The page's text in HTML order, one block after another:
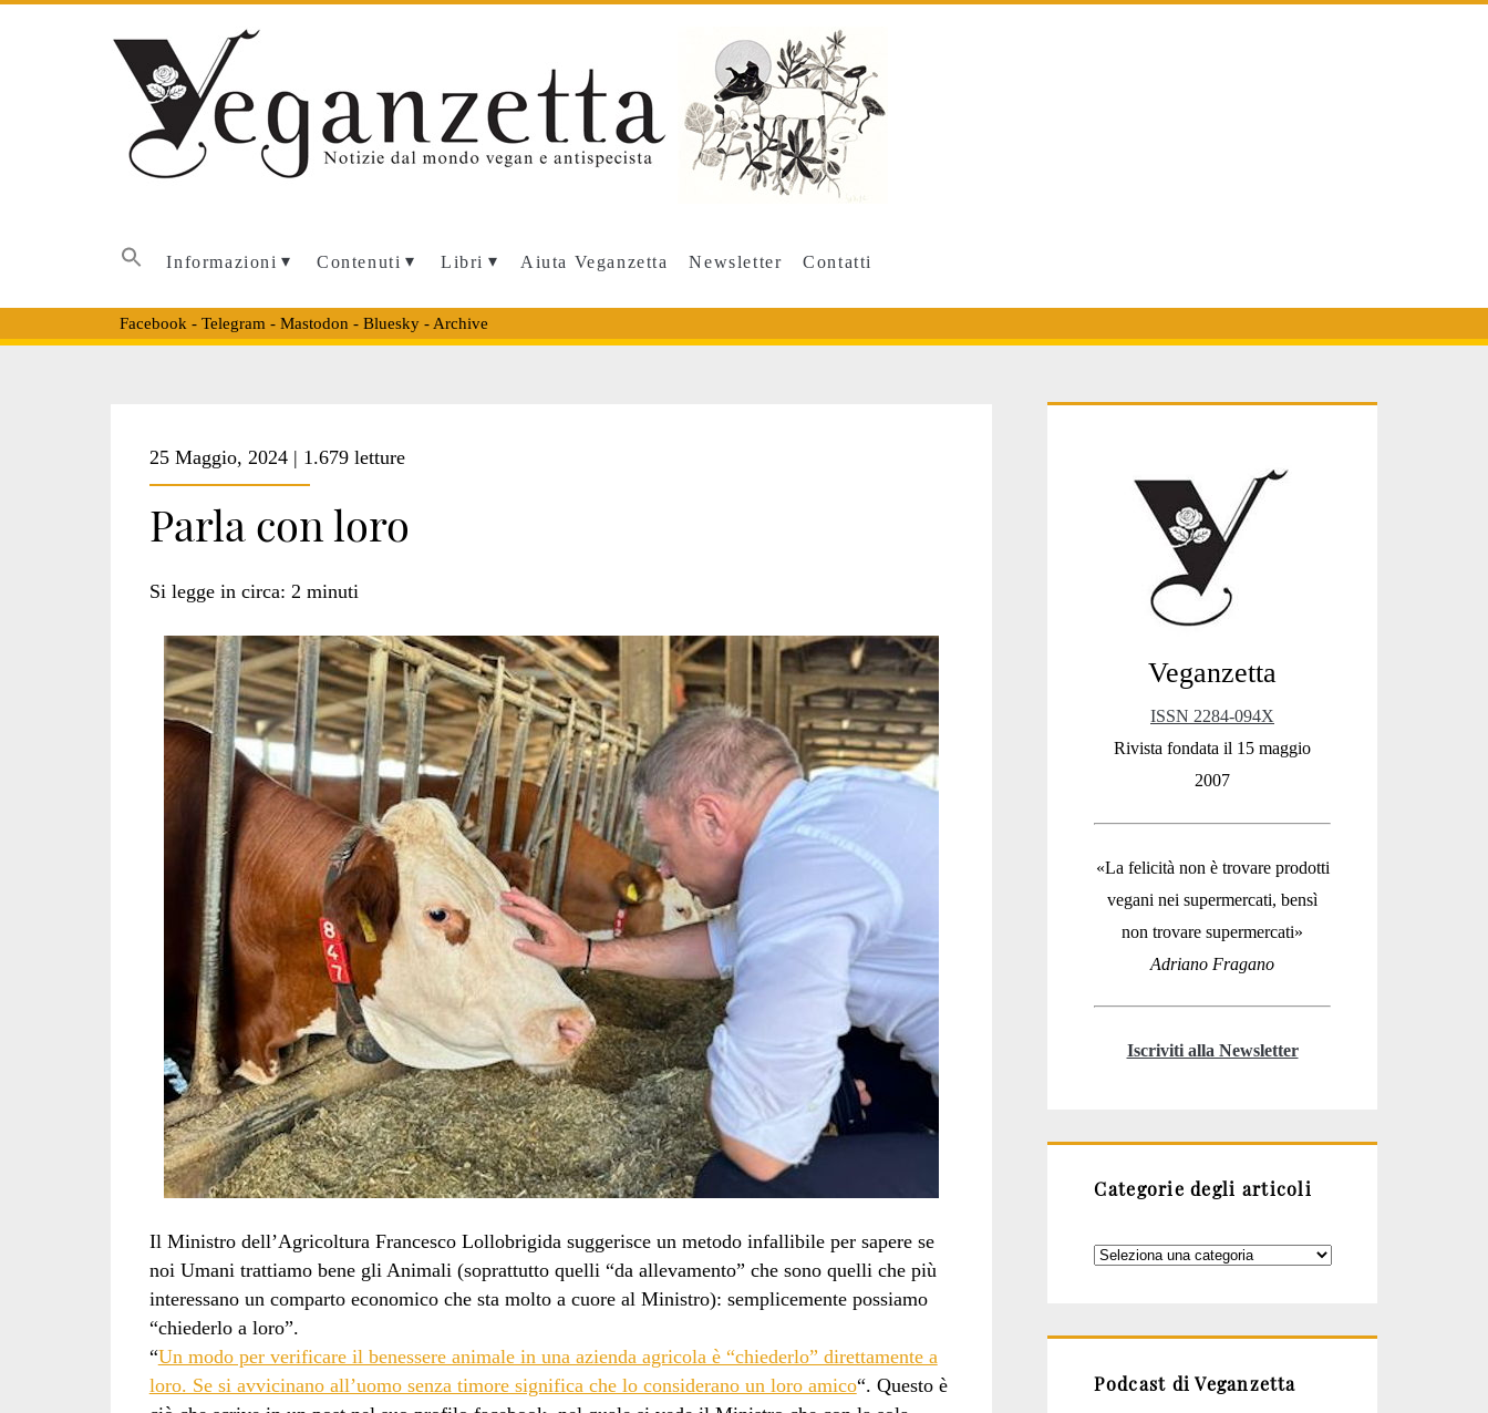
Informazioni Contenuti Libri Aiuta Veganzetta Newsletter Contatti
Facebook - Telegram - Mastodon - Bluesky- Archive
<span>animali
senzienti</span>
25 Maggio, 2024 | 1.679 letture
Parla con loro
Si legge in circa: 2 minuti
Il Ministro dell’Agricoltura Francesco Lollobrigida suggerisce un metodo infallibile per sapere se
noi Umani trattiamo bene gli Animali (soprattutto quelli “da allevamento” che sono quelli che più
interessano un comparto economico che sta molto a cuore al Ministro): semplicemente possiamo
“chiederlo a loro”.
“Un modo per verificare il benessere animale in una azienda agricola è “chiederlo” direttamente a
loro. Se si avvicinano all’uomo senza timore significa che lo considerano un loro amico“. Questo è
Sidebar
Veganzetta
ISSN 2284-094X
Rivista fondata il 15 maggio
2007
«La felicità non è trovare prodotti
vegani nei supermercati, bensì
non trovare supermercati»
Adriano Fragano
Iscriviti alla Newsletter
Categorie degli articoli
Categorie
Podcast di Veganzetta